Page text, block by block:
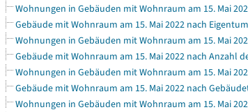
Wohnungen in Gebäuden mit Wohnraum am 15. Mai
Gebäude mit Wohnraum am 15. Mai 2022 nach
Wohnungen in Gebäuden mit Wohnraum am 15. Mai
Gebäude mit Wohnraum am 15. Mai 2022 nach Anzahl
Wohnungen in Gebäuden mit Wohnraum am 15. Mai
Gebäude mit Wohnraum am 15. Mai 2022 nach
Wohnungen in Gebäuden mit Wohnraum am 15. Mai